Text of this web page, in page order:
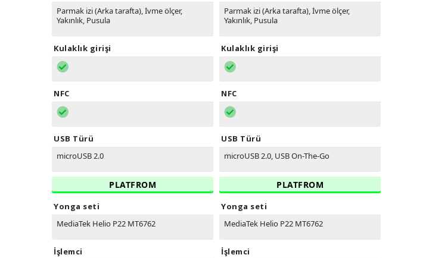
Parmak izi (Arka tarafta), İvme ölçer,
Yakınlık, Pusula
Kulaklık girişi
NFC
USB Türü
microUSB 2.0
PLATFROM
Yonga seti
MediaTek Helio P22 MT6762
İşlemci
Parmak izi (Arka tarafta), İvme ölçer,
Yakınlık, Pusula
Kulaklık girişi
NFC
USB Türü
microUSB 2.0, USB On-The-Go
PLATFROM
Yonga seti
MediaTek Helio P22 MT6762
İşlemci